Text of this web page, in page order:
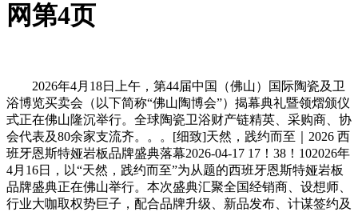
网第4页
2026年4月18日上午，第44届中国（佛山）国际陶瓷及卫
浴博览买卖会（以下简称“佛山陶博会”）揭幕典礼暨领熠颁仪
式正在佛山隆沉举行。全球陶瓷卫浴财产链精英、采购商、协
会代表及80余家支流齐。。。[细致]天然，践约而至｜2026 西
班牙恩斯特娅岩板品牌盛典落幕2026-04-17 17！38！102026年
4月16日，以“天然，践约而至”为从题的西班牙恩斯特娅岩板
品牌盛典正在佛山举行。本次盛典汇聚全国经销商、设想师、
行业大咖取权势巨子，配合品牌升级、新品发布、计谋签约及